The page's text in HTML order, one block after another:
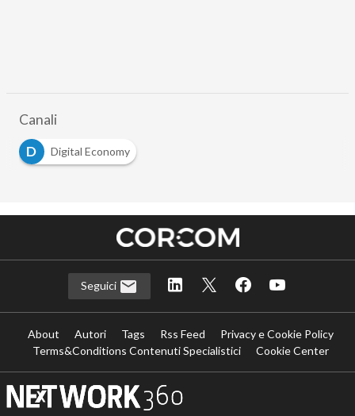
Canali
D
Digital Economy
Seguici
About Autori Tags Rss Feed
Privacy e Cookie Policy
Terms&Conditions Contenuti Specialistici
Cookie Center